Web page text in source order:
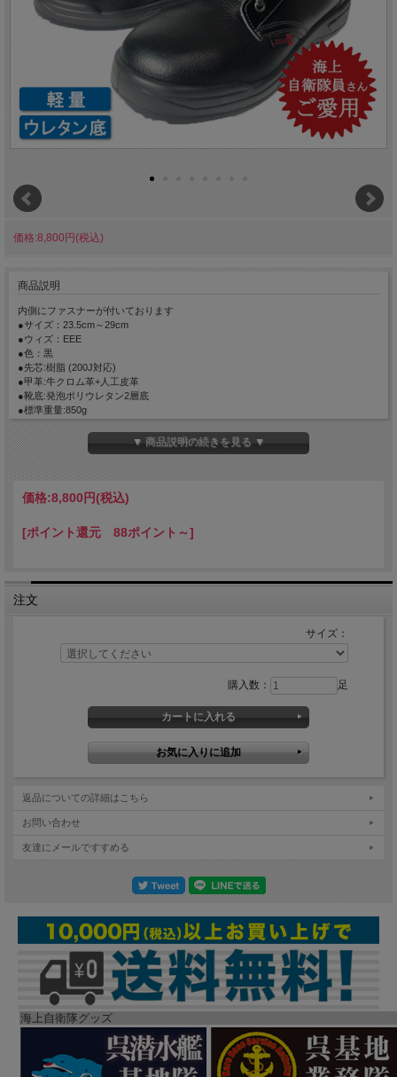
価格:8,800円(税込)
商品説明
内側にファスナーが付いております
●サイズ：23.5cm～29cm
●ウィズ：EEE
●色：黒
●先芯:樹脂 (200J対応)
●甲革:牛クロム革+人工皮革
●靴底:発泡ポリウレタン2層底
●標準重量:850g
●規格: EN ISO 20345:2011 S1 SRC 合格 / JSAA A種認定合格品
▼ 商品説明の続きを見る ▼
価格:8,800円(税込)
[ポイント還元 88ポイント～]
注文
サイズ：
購入数： 足
返品についての詳細はこちら
お問い合わせ
友達にメールですすめる
海上自衛隊グッズ